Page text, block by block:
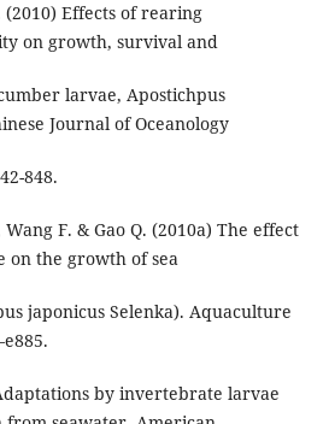
(2010) Effects of rearing
on growth, survival and
larvae, Apostichpus
Journal of Oceanology
848.
F. & Gao Q. (2010a) The effect
on the growth of sea
japonicus Selenka). Aquaculture
by invertebrate larvae